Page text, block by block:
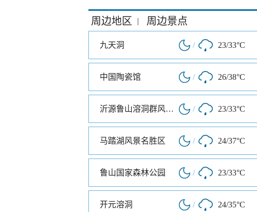
周边地区 | 周边景点
九天洞 / 23/33°C
中国陶瓷馆 / 26/38°C
沂源鲁山溶洞群风景区 / 23/33°C
马踏湖风景名胜区 / 24/37°C
鲁山国家森林公园 / 23/33°C
开元溶洞 / 24/35°C